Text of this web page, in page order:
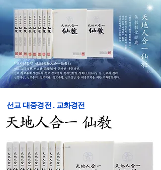
선교 대중경전 . 교화경전